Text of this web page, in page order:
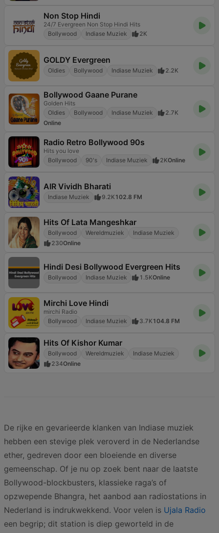
Non Stop Hindi
24/7 Evergreen Non Stop Hindi Hits
Bollywood
Indiase Muziek 2K
GOLDY Evergreen
Oldies Bollywood Indiase Muziek 2.2K
Bollywood Gaane Purane
Golden Hits
Oldies
Bollywood Indiase Muziek
2.7K
Online
Radio Retro Bollywood 90s
Hits you love
Bollywood
90's Indiase Muziek 2KOnline
AIR Vividh Bharati
Indiase Muziek 9.2K 102.8 FM
Hits Of Lata Mangeshkar
Bollywood Wereldmuziek
Indiase Muziek
230Online
Hindi Desi Bollywood Evergreen Hits
Bollywood Indiase Muziek 1.5KOnline
Mirchi Love Hindi
mirchi Radio
Bollywood
Indiase Muziek 3.7K104.8 FM
Hits Of Kishor Kumar
Bollywood Wereldmuziek
Indiase Muziek
234Online
De rijke en gevarieerde klanken van Indiase muziek
hebben een stevige plek veroverd in de Nederlandse
ether, gedreven door een bloeiende en diverse
gemeenschap. Of je nu op zoek bent naar de laatste
Bollywood-blockbusters, klassieke raga’s of
opzwepende Bhangra, het aanbod aan radiostations in
Nederland is indrukwekkend. Voor velen is Ujala Radio
een begrip; dit station is diep geworteld in de